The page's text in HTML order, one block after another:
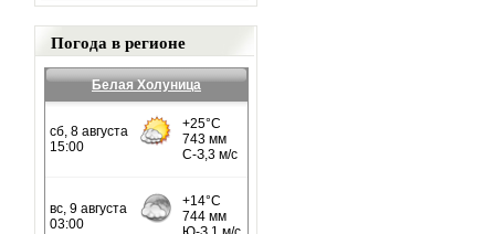
Погода в регионе
Белая Холуница